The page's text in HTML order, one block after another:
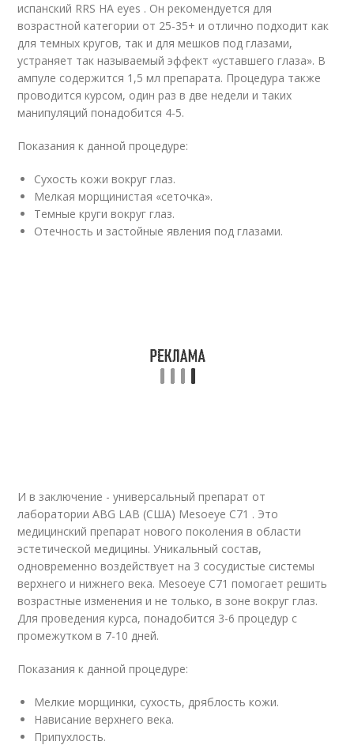
испанский RRS HA eyes . Он рекомендуется для
возрастной категории от 25-35+ и отлично подходит как
для темных кругов, так и для мешков под глазами,
устраняет так называемый эффект «уставшего глаза». В
ампуле содержится 1,5 мл препарата. Процедура также
проводится курсом, один раз в две недели и таких
манипуляций понадобится 4-5.
Показания к данной процедуре:
Сухость кожи вокруг глаз.
Мелкая морщинистая «сеточка».
Темные круги вокруг глаз.
Отечность и застойные явления под глазами.
И в заключение - универсальный препарат от
лаборатории ABG LAB (CША) Mesoeye C71 . Это
медицинский препарат нового поколения в области
эстетической медицины. Уникальный состав,
одновременно воздействует на 3 сосудистые системы
верхнего и нижнего века. Mesoeye C71 помогает решить
возрастные изменения и не только, в зоне вокруг глаз.
Для проведения курса, понадобится 3-6 процедур с
промежутком в 7-10 дней.
Показания к данной процедуре:
Мелкие морщинки, сухость, дряблость кожи.
Нависание верхнего века.
Припухлость.